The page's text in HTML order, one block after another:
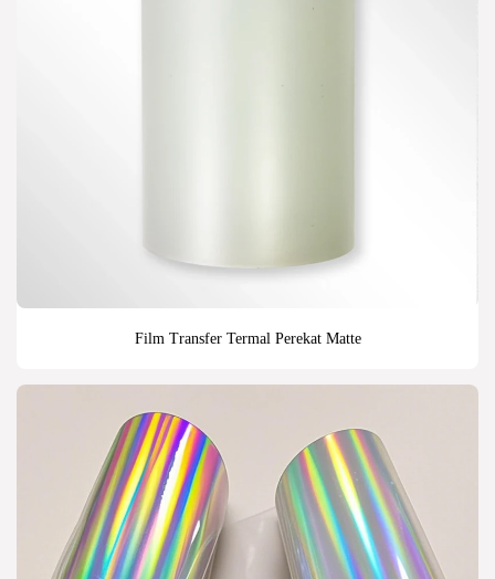
Film Transfer Termal Perekat Matte